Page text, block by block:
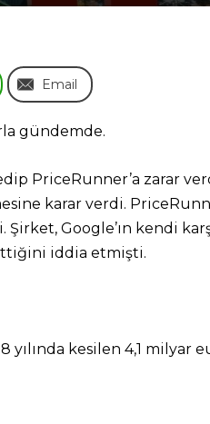
Email
gündemde.
PriceRunner’a zarar
karar verdi.
Google’ın kendi
iddia etmişti.
kesilen 4,1 milyar